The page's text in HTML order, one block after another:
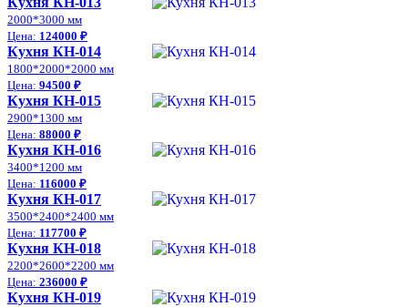
2000*3000 мм
Цена: 124000 ₽
Кухня КН-014
1800*2000*2000 мм
Цена: 94500 ₽
Кухня КН-015
2900*1300 мм
Цена: 88000 ₽
Кухня КН-016
3400*1200 мм
Цена: 116000 ₽
Кухня КН-017
3500*2400*2400 мм
Цена: 117700 ₽
Кухня КН-018
2200*2600*2200 мм
Цена: 236000 ₽
Кухня КН-019